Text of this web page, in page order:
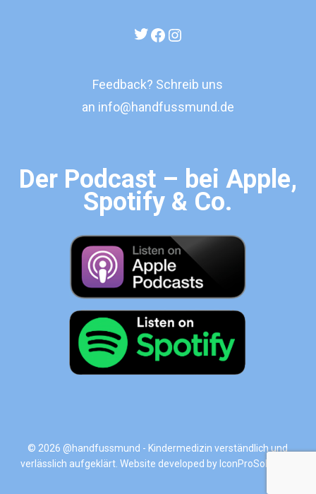
Twitter
Facebook
Feedback? Schreib uns
an info@handfussmund.de
Der Podcast – bei Apple,
Spotify & Co.
© 2026 @handfussmund - Kindermedizin verständlich und
verlässlich aufgeklärt. Website developed by IconProSolutions